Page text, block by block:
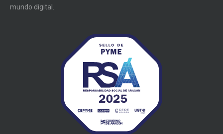
mundo digital.